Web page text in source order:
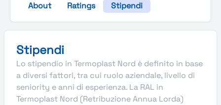
About Ratings Stipendi
Stipendi
Lo stipendio in Termoplast Nord è definito in base
a diversi fattori, tra cui ruolo aziendale, livello di
seniority e anni di esperienza. La RAL in
Termoplast Nord (Retribuzione Annua Lorda)